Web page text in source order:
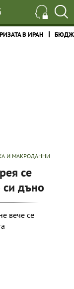
В ИРАН
И МАКРОДАННИ
се
си дъно
вече се